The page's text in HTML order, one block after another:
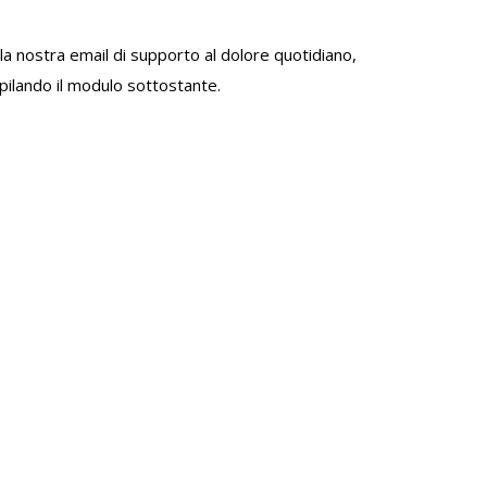
nostra email di supporto al dolore quotidiano,
il modulo sottostante.